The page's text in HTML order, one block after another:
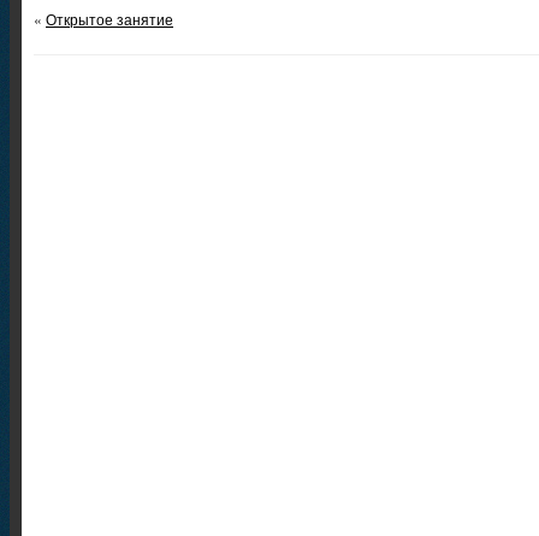
« Открытое занятие